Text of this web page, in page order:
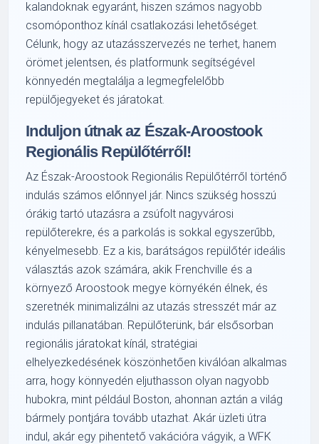
kalandoknak egyaránt, hiszen számos nagyobb
csomóponthoz kínál csatlakozási lehetőséget.
Célunk, hogy az utazásszervezés ne terhet, hanem
örömet jelentsen, és platformunk segítségével
könnyedén megtalálja a legmegfelelőbb
repülőjegyeket és járatokat.
Induljon útnak az Észak-Aroostook
Regionális Repülőtérről!
Az Észak-Aroostook Regionális Repülőtérről történő
indulás számos előnnyel jár. Nincs szükség hosszú
órákig tartó utazásra a zsúfolt nagyvárosi
repülőterekre, és a parkolás is sokkal egyszerűbb,
kényelmesebb. Ez a kis, barátságos repülőtér ideális
választás azok számára, akik Frenchville és a
környező Aroostook megye környékén élnek, és
szeretnék minimalizálni az utazás stresszét már az
indulás pillanatában. Repülőterünk, bár elsősorban
regionális járatokat kínál, stratégiai
elhelyezkedésének köszönhetően kiválóan alkalmas
arra, hogy könnyedén eljuthasson olyan nagyobb
hubokra, mint például Boston, ahonnan aztán a világ
bármely pontjára tovább utazhat. Akár üzleti útra
indul, akár egy pihentető vakációra vágyik, a WFK